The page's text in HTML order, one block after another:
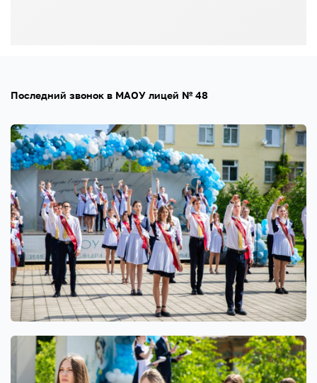
Последний звонок в МАОУ лицей № 48